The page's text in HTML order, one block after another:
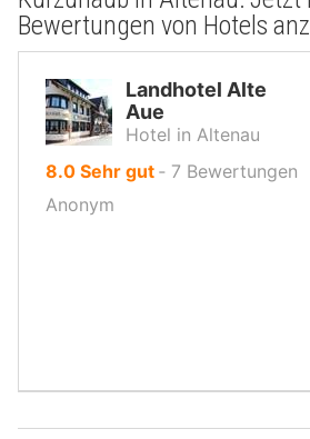
Bewertungen von Hotels
Landhotel Alte
Aue
Hotel in Altenau
8.0von
Sehr gut ‐ 7 Bewertungen
Anonym